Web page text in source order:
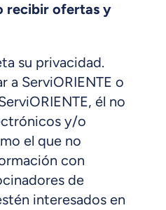
recibir ofertas y
su privacidad.
a ServiORIENTE o
él no
y/o
el que no
con
de
interesados en